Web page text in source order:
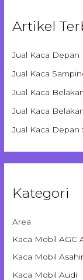
Artikel
Jual Kaca Depan
Jual Kaca
Jual Kaca
Jual Kaca
Jual Kaca Depan
Kategori
Area
Kaca Mobil AGC
Kaca Mobil
Kaca Mobil Audi